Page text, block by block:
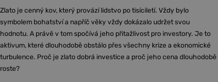
Zlato je cenný kov, který provází lidstvo po tisíciletí. Vždy bylo
symbolem bohatství a napříč věky vždy dokázalo udržet svou
hodnotu. A právě v tom spočívá jeho přitažlivost pro investory. Je to
aktivum, které dlouhodobě obstálo přes všechny krize a ekonomické
turbulence. Proč je zlato dobrá investice a proč jeho cena dlouhodobě
roste?